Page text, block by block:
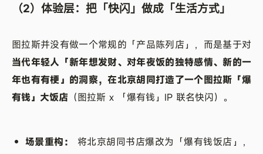
（2）体验层：把「快闪」做成「生活方式」
图拉斯并没有做一个常规的「产品陈列店」，而是基于对
当代年轻人「新年想发财、对年夜饭的独特感情、新的一
年也有有梗」的洞察，在北京胡同打造了一个图拉斯「爆
有钱」大饭店 （图拉斯 x 「爆有钱」IP 联名快闪）。
• 场景重构：
将北京胡同书店爆改为「爆有钱饭店」，